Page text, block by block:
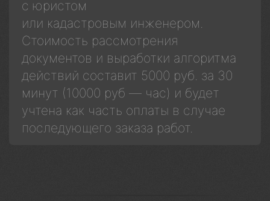
с юристом
или кадастровым инженером.
Стоимость рассмотрения
документов и выработки алгоритма
действий составит 5000 руб. за 30
минут (10000 руб — час) и будет
учтена как часть оплаты в случае
последующего заказа работ.